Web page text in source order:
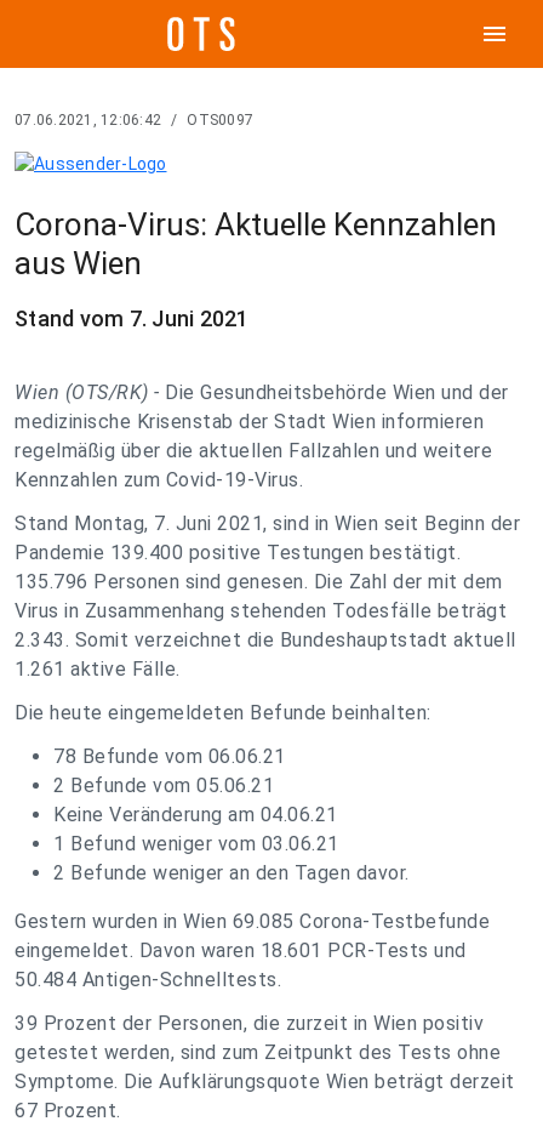
menu
07.06.2021, 12:06:42 / OTS0097
Corona-Virus: Aktuelle Kennzahlen
aus Wien
Stand vom 7. Juni 2021
Wien (OTS/RK) - Die Gesundheitsbehörde Wien und der
medizinische Krisenstab der Stadt Wien informieren
regelmäßig über die aktuellen Fallzahlen und weitere
Kennzahlen zum Covid-19-Virus.
Stand Montag, 7. Juni 2021, sind in Wien seit Beginn der
Pandemie 139.400 positive Testungen bestätigt.
135.796 Personen sind genesen. Die Zahl der mit dem
Virus in Zusammenhang stehenden Todesfälle beträgt
2.343. Somit verzeichnet die Bundeshauptstadt aktuell
1.261 aktive Fälle.
Die heute eingemeldeten Befunde beinhalten:
78 Befunde vom 06.06.21
2 Befunde vom 05.06.21
Keine Veränderung am 04.06.21
1 Befund weniger vom 03.06.21
2 Befunde weniger an den Tagen davor.
Gestern wurden in Wien 69.085 Corona-Testbefunde
eingemeldet. Davon waren 18.601 PCR-Tests und
50.484 Antigen-Schnelltests.
39 Prozent der Personen, die zurzeit in Wien positiv
getestet werden, sind zum Zeitpunkt des Tests ohne
Symptome. Die Aufklärungsquote Wien beträgt derzeit
67 Prozent.